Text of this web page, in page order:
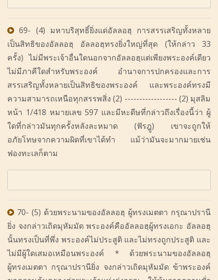
69- (4) มหาบริสุทธิ์ยิ่งแด่อัลลอฮฺ การสรรเสริญทั้งหลาย
เป็นสิทธิของอัลลอฮฺ อัลลอฮฺทรงยิ่งใหญ่ที่สุด (ให้กล่าว 33
ครั้ง) ไม่มีพระเจ้าอื่นใดนอกจากอัลลอฮฺแต่เพียงพระองค์เดียว
ไม่มีภาคีใดสำหรับพระองค์ อำนาจการปกครองและการ
สรรเสริญทั้งหลายเป็นสิทธิของพระองค์ และพระองค์ทรงมี
ความสามารถเหนือทุกสรรพสิ่ง (2) ------------------ (2) มุสลิม
หน้า 1/418 หมายเลข 597 และมีหะดีษที่กล่าวถึงเรื่องนี้ว่า ผู้
ใดที่กล่าวมันทุกครั้งหลังละหมาด (ฟัรฎู) เขาจะถูกให้
อภัยโทษจากความผิดที่เขาได้ทำ แม้ว่ามันจะมากมายเช่น
ฟองทะเลก็ตาม
70- (5) ด้วยพระนามของอัลลอฮฺ ผู้ทรงเมตตา กรุณาปรานี
ยิ่ง จงกล่าวเถิดมุหัมมัด พระองค์คืออัลลอฮฺผู้ทรงเอกะ อัลลอฮฺ
นั้นทรงเป็นที่พึ่ง พระองค์ไม่ประสูติ และไม่ทรงถูกประสูติ และ
ไม่มีผู้ใดเสมอเหมือนพระองค์ * ด้วยพระนามของอัลลอฮฺ
ผู้ทรงเมตตา กรุณาปรานียิ่ง จงกล่าวเถิดมุหัมมัด ข้าพระองค์